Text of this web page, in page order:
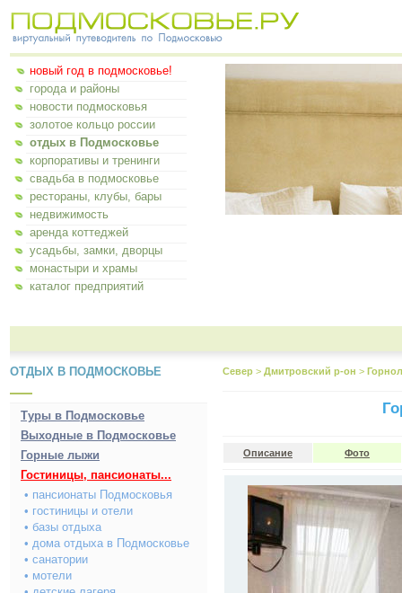
новый год в подмосковье!
города и районы
новости подмосковья
золотое кольцо россии
отдых в Подмосковье
корпоративы и тренинги
свадьба в подмосковье
рестораны, клубы, бары
недвижимость
аренда коттеджей
усадьбы, замки, дворцы
монастыри и храмы
каталог предприятий
ОТДЫХ В ПОДМОСКОВЬЕ
Туры в Подмосковье
Выходные в Подмосковье
Горные лыжи
Гостиницы, пансионаты...
• пансионаты Подмосковья
• гостиницы и отели
• базы отдыха
• дома отдыха в Подмосковье
• санатории
• мотели
Север > Дмитровский р-он >
Описание Фото